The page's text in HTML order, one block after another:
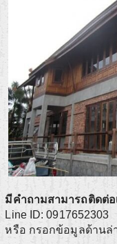
มีคำถามสามารถติดต่
Line ID: 0917652303
หรือ กรอกข้อมูลด้านล่